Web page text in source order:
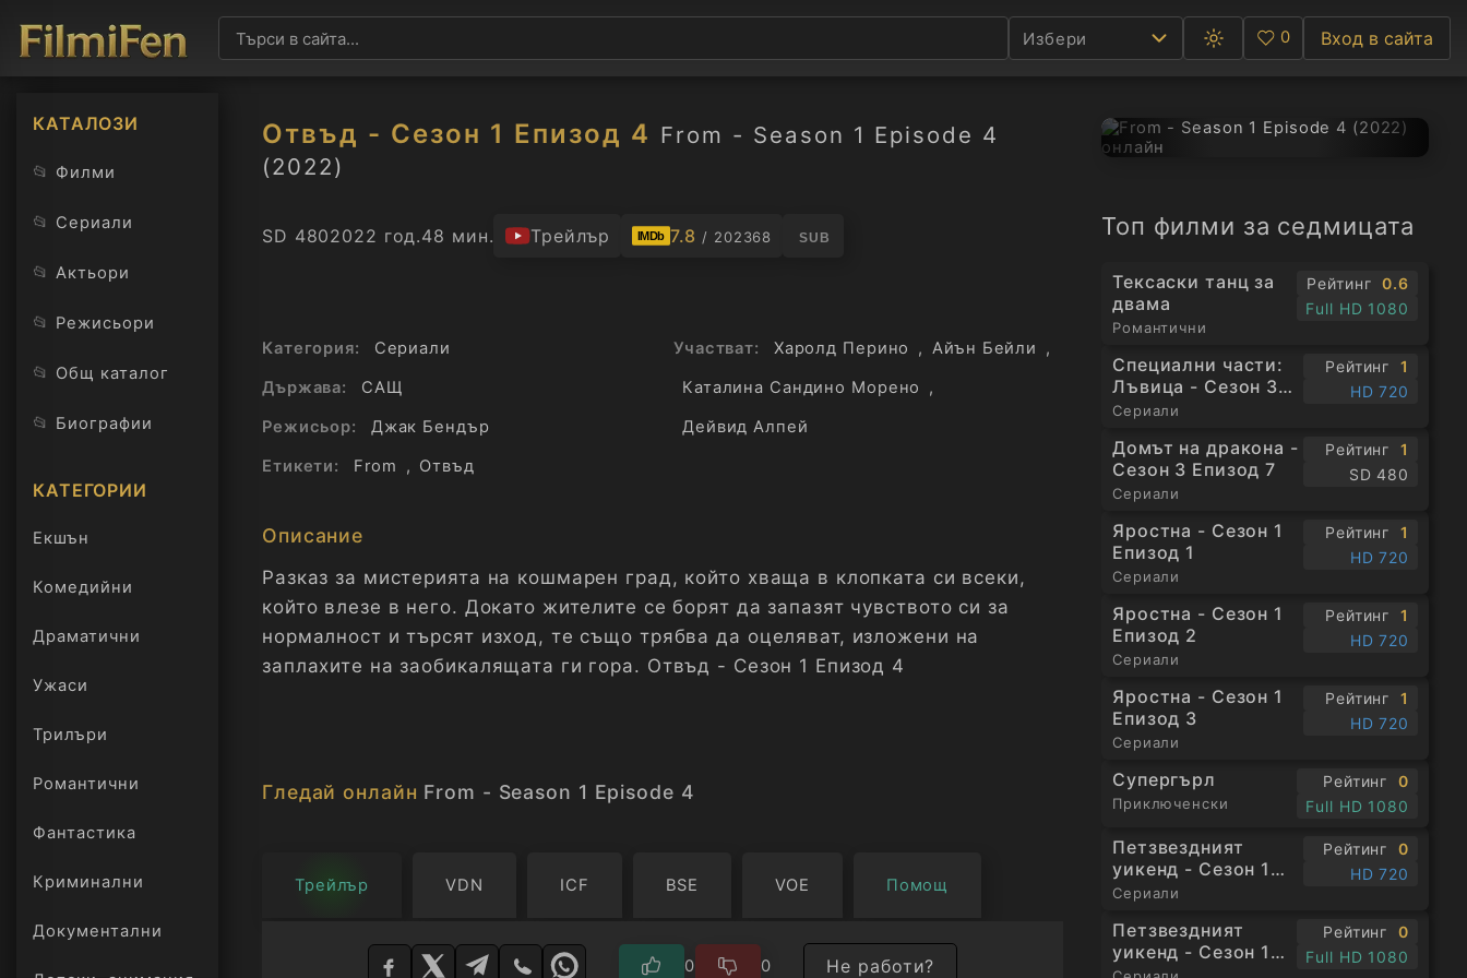
Избери
Превключване
между
светла
Любими
0 Вход в сайта
КАТАЛОЗИ
📂 Филми
📂 Сериали
📂 Актьори
📂 Режисьори
📂 Общ каталог
📂 Биографии
КАТЕГОРИИ
Екшън
Комедийни
Драматични
Ужаси
Трилъри
онлайн
Романтични
Фантастика
Криминални
Документални
Топ филми за седмицата
Тексаски танц за
двама
Романтични
Рейтинг
0.6
Full HD 1080
Специални части:
Лъвица - Сезон 3
Епизод 1
Сериали
Рейтинг
1
HD 720
Домът на дракона -
Сезон 3 Епизод 7
Сериали
Рейтинг
1
SD 480
Яростна - Сезон 1
Епизод 1
Сериали
Рейтинг
1
HD 720
Яростна - Сезон 1
Епизод 2
Сериали
Рейтинг
1
HD 720
Яростна - Сезон 1
Епизод 3
Сериали
Рейтинг
1
HD 720
Супергърл
Приключенски
Рейтинг
0
Full HD 1080
Петзвездният
уикенд - Сезон 1
Епизод 1
Сериали
Рейтинг
0
HD 720
Петзвездният
уикенд - Сезон 1
Епизод 3
Рейтинг
0
Full HD 1080
Отвъд - Сезон 1 Епизод 4 From - Season 1 Episode 4
(2022)
SD 4802022 год.48 мин. Трейлър IMDb 7.8 / 202368 SUB
Категория:
Сериали
Държава:
САЩ
Режисьор:
Джак Бендър
Етикети:
From , Отвъд
Участват: Харолд Перино , Айън Бейли
,
Каталина Сандино Морено
,
Дейвид Алпей
Описание
Разказ за мистерията на кошмарен град, който хваща в клопката си всеки,
който влезе в него. Докато жителите се борят да запазят чувството си за
нормалност и търсят изход, те също трябва да оцеляват, изложени на
заплахите на заобикалящата ги гора. Отвъд - Сезон 1 Епизод 4
Гледай онлайн From - Season 1 Episode 4
Трейлър VDN ICF BSE VOE Помощ
0 0 Не работи?